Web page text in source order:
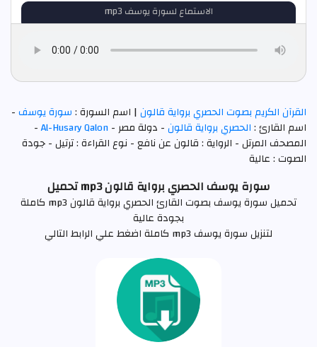
الاستماع لسورة يوسف mp3
القرآن الكريم بصوت الحصري برواية قالون| اسم السورة :سورة يوسف-
اسم القارئ :الحصري برواية قالون- دولة مصر -Al-Husary Qalon
-
المصحف المرتل - الرواية : قالون عن نافع - نوع القراءة : ترتيل - جودة
الصوت : عالية
سورة يوسف الحصري برواية قالون mp3 تحميل
تحميل سورة يوسف بصوت القارئ الحصري برواية قالون mp3 كاملة
بجودة عالية
لتنزيل سورة يوسف mp3 كاملة اضغط علي الرابط التالي